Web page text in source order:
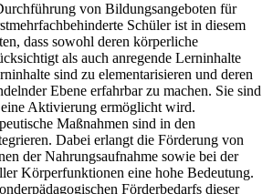
von Bildungsangeboten für
Schüler ist in diesem
dass sowohl deren körperliche
als auch anregende Lerninhalte
sind zu elementarisieren und deren
Ebene erfahrbar zu machen. Sie sind
eine Aktivierung ermöglicht wird.
Maßnahmen sind in den
Dabei erlangt die Förderung von
der Nahrungsaufnahme sowie bei der
Körperfunktionen eine hohe Bedeutung.
Förderbedarfs dieser